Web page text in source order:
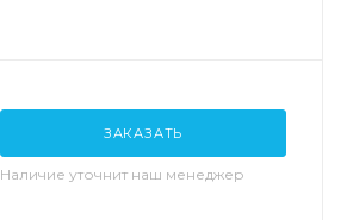
ЗАКАЗАТЬ
Наличие уточнит наш менеджер